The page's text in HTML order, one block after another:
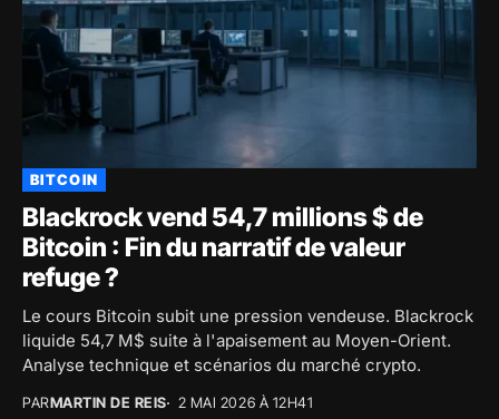
BITCOIN
Blackrock vend 54,7 millions $ de
Bitcoin : Fin du narratif de valeur
refuge ?
Le cours Bitcoin subit une pression vendeuse. Blackrock
liquide 54,7 M$ suite à l'apaisement au Moyen-Orient.
Analyse technique et scénarios du marché crypto.
PARMARTIN DE REIS 2 MAI 2026 À 12H41